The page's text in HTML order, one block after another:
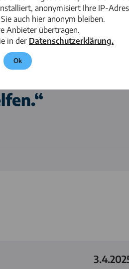
‚Ja‘
wir
den
zu
anonymisiert Ihre IP-
auch hier anonym bleiben.
Anbieter übertragen.
in der Datenschutzerklärung.
Ok